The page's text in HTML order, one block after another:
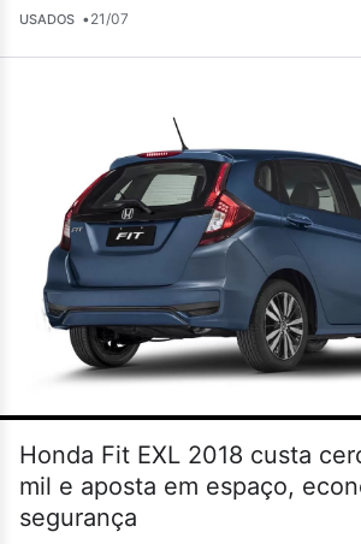
USADOS •21/07
Honda Fit EXL 2018 custa
mil e aposta em espaço,
segurança